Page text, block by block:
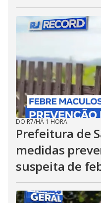
DO R7/HÁ 1 HORA
Prefeitura de
medidas
suspeita de